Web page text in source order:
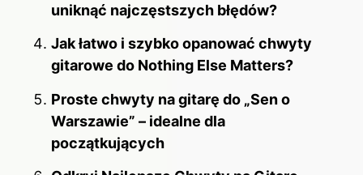
uniknąć najczęstszych błędów?
Jak łatwo i szybko opanować chwyty
gitarowe do Nothing Else Matters?
Proste chwyty na gitarę do „Sen o
Warszawie” – idealne dla
początkujących